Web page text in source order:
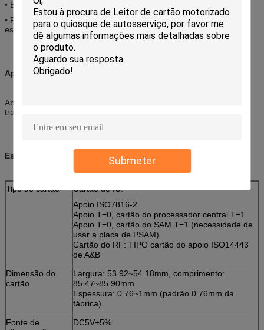
Submeter
• EMV certificado
• Projeto especial do defletor para o leitor de protecção do objeto
estrangeiro
Aplicações:
Abasteça dispensar, jogo, o governo, sistema de estacionamento,
transporte AFC, utilidade
Especificações:
Tipo de cartão
Cartão de IC:
Apoio ISO7816-2
Apoio T=0, cartão do processador central T=1
Apoio T=0, cartão do SAM T=1 (necessidade de
usar a placa de PSAM)
Cartão do RF: TIPO cartão do apoio ISO14443
de A&B
Dimensão do
cartão
Largura: 53.92~54.18mm, comprimento:
85.47~85.90mm
Espessura: 0.76~1mm (padrão 0.76mm da
fábrica)
Fonte de
DC5V±5%